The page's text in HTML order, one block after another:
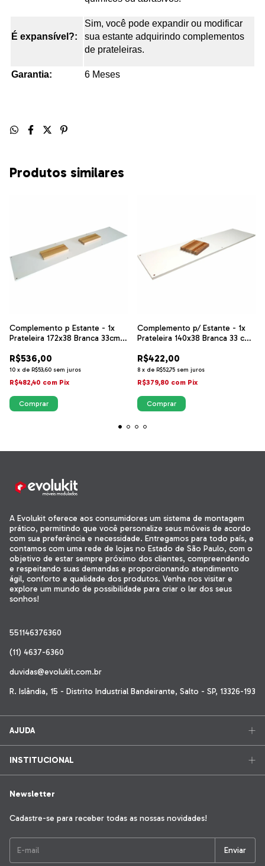
É expansível?:
Sim, você pode expandir ou modificar
sua estante adquirindo complementos
de prateleiras.
Garantia: 6 Meses
Produtos similares
Complemento p Estante - 1x
Prateleira 172x38 Branca 33cm
R$536,00
10 x de R$53,60 sem juros
R$482,40 com Pix
Complemento p/ Estante - 1x
Prateleira 140x38 Branca 33 cm
R$422,00
8 x de R$52,75 sem juros
R$379,80 com Pix
A Evolukit oferece aos consumidores um sistema de montagem
prático, permitindo que você personalize seus móveis de acordo
com sua preferência e necessidade. Entregamos para todo país, e
contamos com uma rede de lojas no Estado de São Paulo, com o
objetivo de estar sempre próximo dos clientes, compreendendo
e respeitando suas demandas e proporcionando atendimento
ágil, conforto e qualidade dos produtos. Venha nos visitar e
explore um mundo de possibilidade para criar o lar dos seus
sonhos!
551146376360
(11) 4637-6360
duvidas@evolukit.com.br
R. Islândia, 15 - Distrito Industrial Bandeirante, Salto - SP, 13326-193
AJUDA
INSTITUCIONAL
Newsletter
Cadastre-se para receber todas as nossas novidades!